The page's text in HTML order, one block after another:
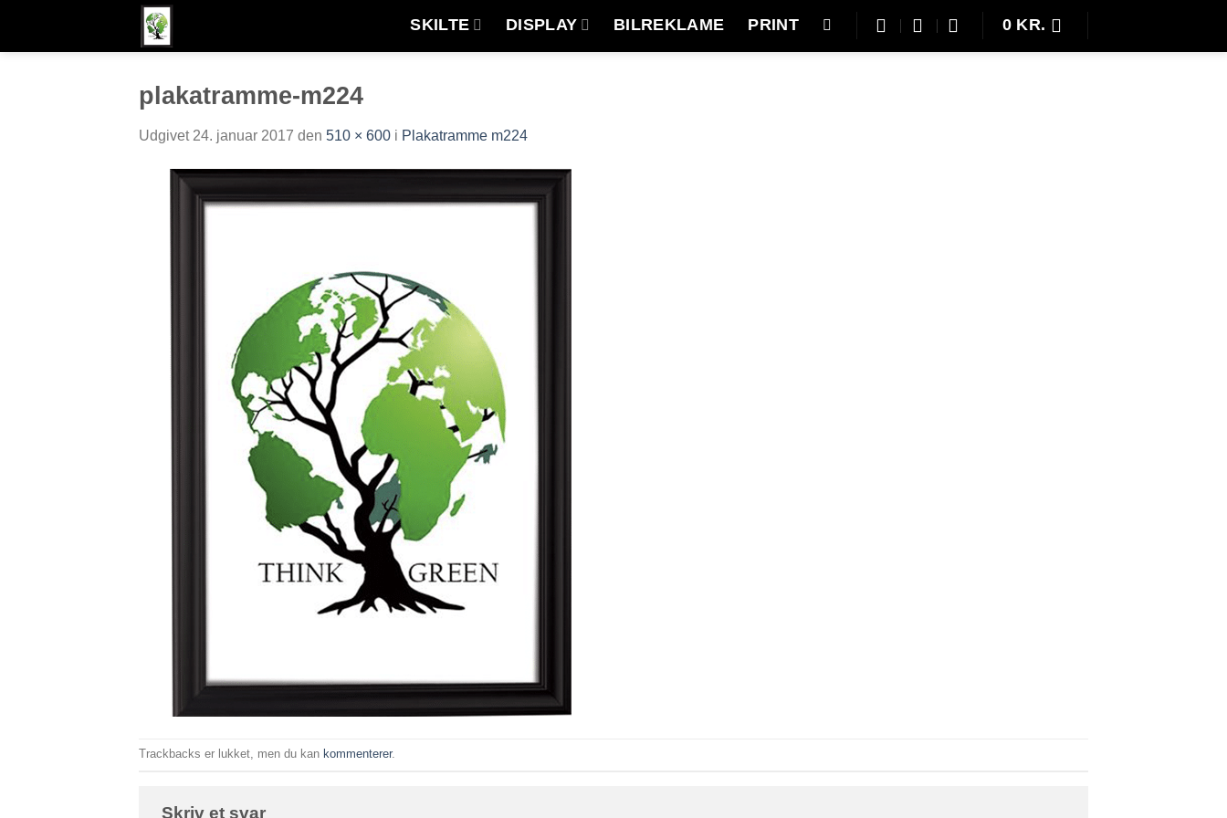
indhold
SKILTE DISPLAY BILREKLAME PRINT 0 KR.
plakatramme-m224
Udgivet 24. januar 2017 den 510 × 600 i Plakatramme m224
Trackbacks er lukket, men du kan kommenterer.
Skriv et svar